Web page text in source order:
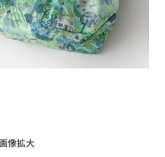
像拡大